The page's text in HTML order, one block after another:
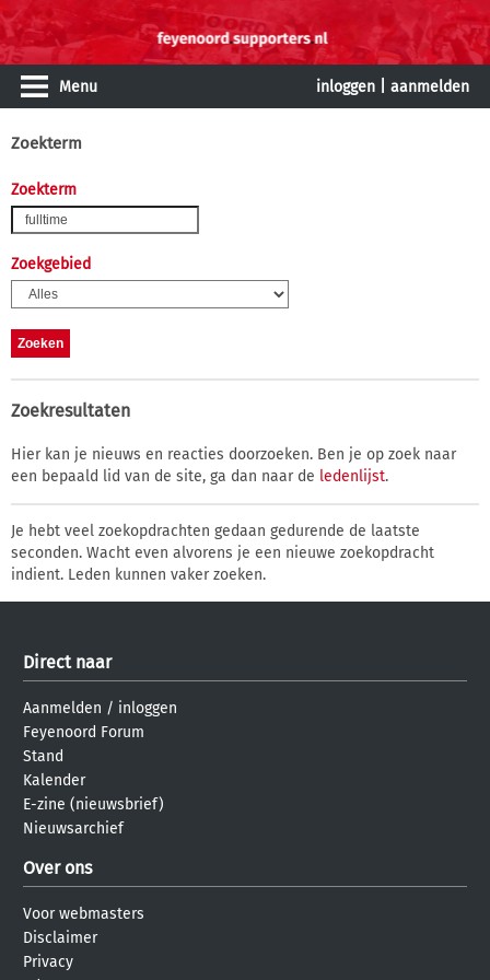
Menu inloggen aanmelden
Zoekterm
Zoekterm
Zoekgebied
Zoekresultaten
Hier kan je nieuws en reacties doorzoeken. Ben je op zoek naar
een bepaald lid van de site, ga dan naar de ledenlijst.
Je hebt veel zoekopdrachten gedaan gedurende de laatste
seconden. Wacht even alvorens je een nieuwe zoekopdracht
indient. Leden kunnen vaker zoeken.
Direct naar
Aanmelden / inloggen
Feyenoord Forum
Stand
Kalender
E-zine (nieuwsbrief)
Nieuwsarchief
Over ons
Voor webmasters
Disclaimer
Privacy